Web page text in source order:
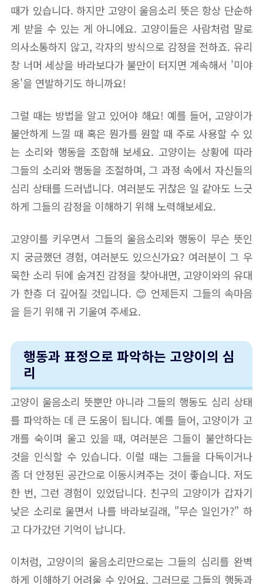
때가 있습니다. 하지만 고양이 울음소리 뜻은 항상 단순하
게 받을 수 있는 게 아니에요. 고양이들은 사람처럼 말로
의사소통하지 않고, 각자의 방식으로 감정을 전하죠. 유리
창 너머 세상을 바라보다가 불만이 터지면 계속해서 '미야
옹'을 연발하기도 하니까요!
그럴 때는 방법을 알고 있어야 해요! 예를 들어, 고양이가
불안하게 느낄 때 혹은 뭔가를 원할 때 주로 사용할 수 있
는 소리와 행동을 조합해 보세요. 고양이는 상황에 따라
그들의 소리와 행동을 조절하며, 그 과정 속에서 자신들의
심리 상태를 드러냅니다. 여러분도 귀찮은 일 같아도 느긋
하게 그들의 감정을 이해하기 위해 노력해보세요.
고양이를 키우면서 그들의 울음소리와 행동이 무슨 뜻인
지 궁금했던 경험, 여러분도 있으신가요? 여러분이 그 우
묵한 소리 뒤에 숨겨진 감정을 찾아내면, 고양이와의 유대
가 한층 더 깊어질 것입니다. 😊 언제든지 그들의 속마음
을 듣기 위해 귀 기울여 주세요.
행동과 표정으로 파악하는 고양이의 심
리
고양이 울음소리 뜻뿐만 아니라 그들의 행동도 심리 상태
를 파악하는 데 큰 도움이 됩니다. 예를 들어, 고양이가 고
개를 숙이며 울고 있을 때, 여러분은 그들이 불안하다는
것을 인식할 수 있습니다. 이럴 때는 그들을 다독이거나
좀 더 안정된 공간으로 이동시켜주는 것이 좋습니다. 저도
한 번, 그런 경험이 있었답니다. 친구의 고양이가 갑자기
낮은 소리로 울면서 나를 바라보길래, "무슨 일인가?" 하
고 다가갔던 기억이 납니다.
이처럼, 고양이의 울음소리만으로는 그들의 심리를 완벽
하게 이해하기 어려울 수 있어요. 그러므로 그들의 행동과